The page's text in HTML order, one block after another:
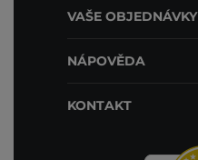
VAŠE OBJEDNÁVKY
NÁPOVĚDA
KONTAKT